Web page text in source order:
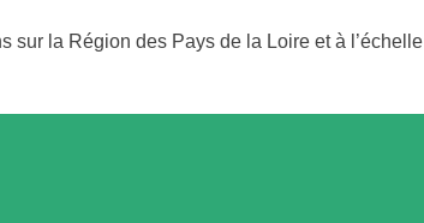
sur la Région des Pays de la Loire et à l’échelle